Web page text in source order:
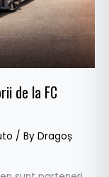
de la FC
/ By Dragoș